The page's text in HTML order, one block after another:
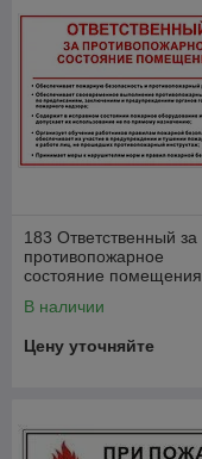
183 Ответственный за
противопожарное
состояние помещения
В наличии
Цену уточняйте